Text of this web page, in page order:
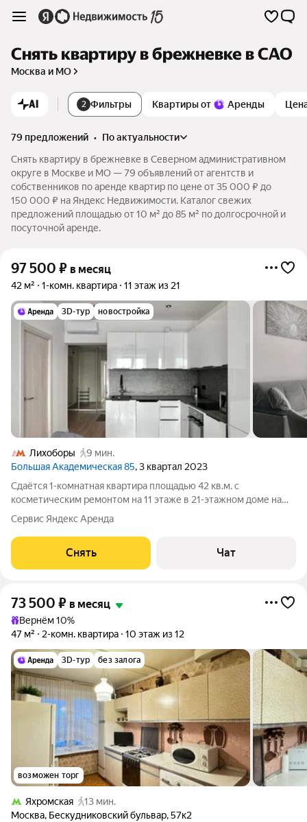
Снять квартиру в брежневке в САО
Москва и МО
AI 2 Фильтры Квартиры от Аренды
79 предложений •
по актуальности
Снять квартиру в брежневке в Северном административном
округе в Москве и МО — 79 объявлений от агентств и
собственников по аренде квартир по цене от 35 000 ₽ до
150 000 ₽ на Яндекс Недвижимости. Каталог свежих
предложений площадью от 10 м² до 85 м² по долгосрочной и
посуточной аренде.
97 500 ₽ в месяц
42 м² 1-комн. квартира 11 этаж из 21
3D-тур новостройка
Лихоборы
9 мин.
Большая Академическая 85, 3 квартал 2023
Сдаётся 1-комнатная квартира площадью 42 кв.м. с
косметическим ремонтом на 11 этаже в 21-этажном доме на
срок от 11 месяцев. Из техники есть: Духовой шкаф Стиральная
машина Сушильная машина Холодильник Посудомоечная
Сервис Яндекс Аренда
Снять Чат
73 500 ₽ в месяц
Вернём 10%
47 м²
2-комн. квартира 10 этаж из 12
3D-тур без залога
возможен торг
Яхромская
13 мин.
Москва, Бескудниковский бульвар,57к2